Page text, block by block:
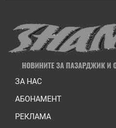
ЗА НАС
АБОНАМЕНТ
РЕКЛАМА